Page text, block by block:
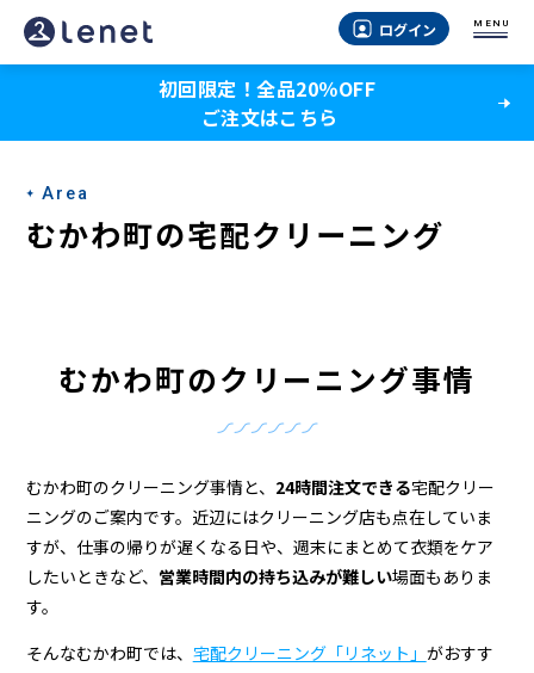
む
か
町
の
ク
店
＆
宅
配
ログイン MENU
初回限定！全品20％OFF
ご注文はこちら
Area
むかわ町の宅配クリーニング
むかわ町のクリーニング事情
むかわ町のクリーニング事情と、 24時間注文できる宅配クリー
ニングのご案内です。近辺にはクリーニング店も点在していま
すが、仕事の帰りが遅くなる日や、週末にまとめて衣類をケア
したいときなど、 営業時間内の持ち込みが難しい場面もありま
す。
そんなむかわ町では、 宅配クリーニング「リネット」 がおすす